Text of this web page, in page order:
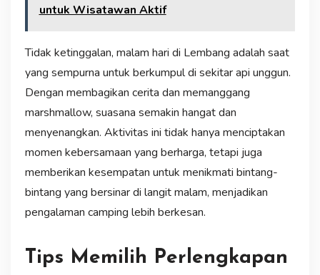
untuk Wisatawan Aktif
Tidak ketinggalan, malam hari di Lembang adalah saat
yang sempurna untuk berkumpul di sekitar api unggun.
Dengan membagikan cerita dan memanggang
marshmallow, suasana semakin hangat dan
menyenangkan. Aktivitas ini tidak hanya menciptakan
momen kebersamaan yang berharga, tetapi juga
memberikan kesempatan untuk menikmati bintang-
bintang yang bersinar di langit malam, menjadikan
pengalaman camping lebih berkesan.
Tips Memilih Perlengkapan